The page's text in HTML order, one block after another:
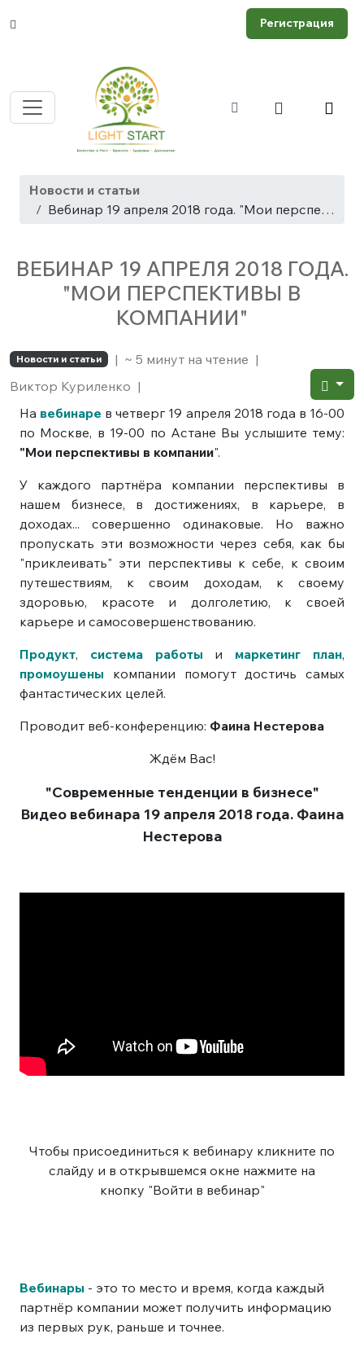
Регистрация
Новости и статьи
Вебинар 19 апреля 2018 года. "Мои перспективы в компании"
ВЕБИНАР 19 АПРЕЛЯ 2018 ГОДА.
"МОИ ПЕРСПЕКТИВЫ В
КОМПАНИИ"
Новости и статьи | ~ 5 минут на чтение |
Виктор Куриленко |
На вебинаре в четверг 19 апреля 2018 года в 16-00
по Москве, в 19-00 по Астане Вы услышите тему:
"Мои перспективы в компании".
У каждого партнёра компании перспективы в
нашем бизнесе, в достижениях, в карьере, в
доходах... совершенно одинаковые. Но важно
пропускать эти возможности через себя, как бы
"приклеивать" эти перспективы к себе, к своим
путешествиям, к своим доходам, к своему
здоровью, красоте и долголетию, к своей
карьере и самосовершенствованию.
Продукт, система работы и маркетинг план,
промоушены компании помогут достичь самых
фантастических целей.
Проводит веб-конференцию: Фаина Нестерова
Ждём Вас!
"Современные тенденции в бизнесе"
Видео вебинара 19 апреля 2018 года. Фаина
Нестерова
Чтобы присоединиться к вебинару кликните по
слайду и в открывшемся окне нажмите на
кнопку "Войти в вебинар"
Вебинары - это то место и время, когда каждый
партнёр компании может получить информацию
из первых рук, раньше и точнее.